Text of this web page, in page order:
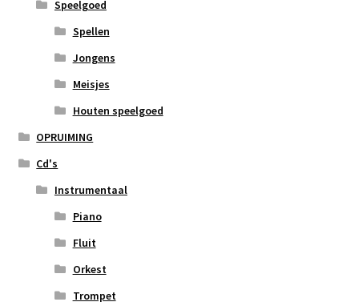
Speelgoed
Spellen
Jongens
Meisjes
Houten speelgoed
OPRUIMING
Cd's
Instrumentaal
Piano
Fluit
Orkest
Trompet